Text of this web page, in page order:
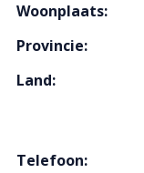
Woonplaats:
Provincie:
Land:
Telefoon: